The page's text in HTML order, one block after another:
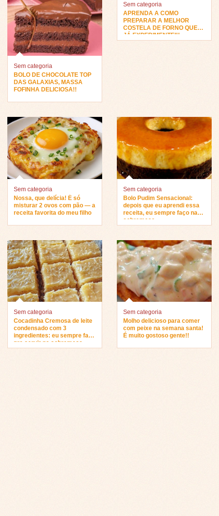
Sem categoria
BOLO DE CHOCOLATE TOP
DAS GALAXIAS, MASSA
FOFINHA DELICIOSA!!
Sem categoria
APRENDA A COMO
PREPARAR A MELHOR
COSTELA DE FORNO QUE
JÁ EXPERIMENTEI!!
Sem categoria
Nossa, que delícia! É só
misturar 2 ovos com pão — a
receita favorita do meu filho
Sem categoria
Bolo Pudim Sensacional:
depois que eu aprendi essa
receita, eu sempre faço na
sobremesa…
Sem categoria
Cocadinha Cremosa de leite
condensado com 3
ingredientes: eu sempre faço
pra servir na sobremesa…
Sem categoria
Molho delicioso para comer
com peixe na semana santa!
É muito gostoso gente!!